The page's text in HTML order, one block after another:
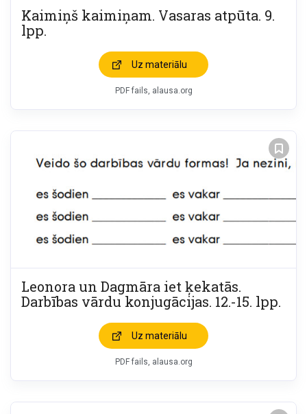
Kaimiņš kaimiņam. Vasaras atpūta. 9.
lpp.
Uz materiālu
PDF fails, alausa.org
Leonora un Dagmāra iet ķekatās.
Darbības vārdu konjugācijas. 12.-15. lpp.
Uz materiālu
PDF fails, alausa.org